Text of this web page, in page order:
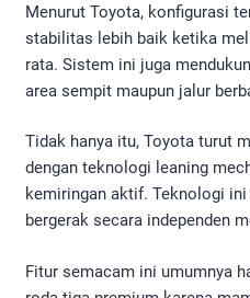
Menurut Toyota, konfigurasi
stabilitas lebih baik ketika
rata. Sistem ini juga
area sempit maupun jalur
Tidak hanya itu, Toyota turut
dengan teknologi leaning
kemiringan aktif. Teknologi
bergerak secara independen
Fitur semacam ini umumnya